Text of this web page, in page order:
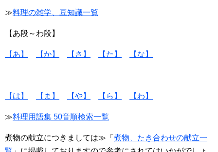
≫料理の雑学、豆知識一覧
【あ段～わ段】
【あ】 【か】 【さ】 【た】 【な】
【は】 【ま】 【や】 【ら】 【わ】
≫料理用語集 50音順検索一覧
煮物の献立につきましては≫「 煮物、たき合わせの献立一